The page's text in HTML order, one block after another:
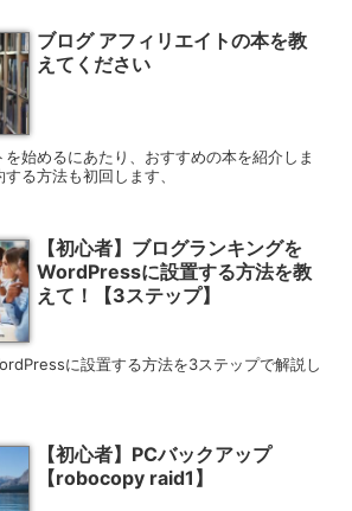
ブログ アフィリエイトの本を教
えてください
始めるにあたり、おすすめの本を紹介しま
る方法も初回します、
【初心者】ブログランキングを
WordPressに設置する方法を教
えて！【3ステップ】
に設置する方法を3ステップで解説し
【初心者】PCバックアップ
【robocopy raid1】